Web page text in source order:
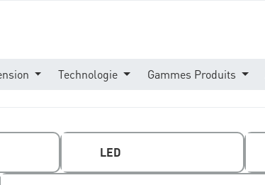
Technologie Gammes Produits
LED